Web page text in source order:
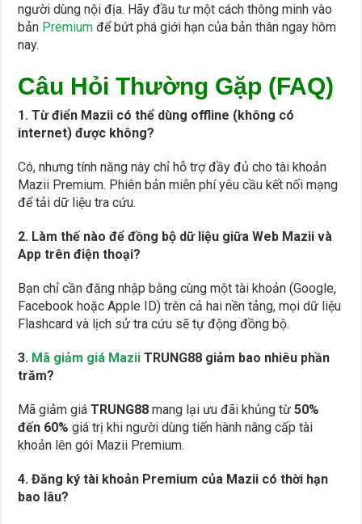
người dùng nội địa. Hãy đầu tư một cách thông minh vào
bản Premium để bứt phá giới hạn của bản thân ngay hôm
nay.
Câu Hỏi Thường Gặp (FAQ)
1. Từ điển Mazii có thể dùng offline (không có
internet) được không?
Có, nhưng tính năng này chỉ hỗ trợ đầy đủ cho tài khoản
Mazii Premium. Phiên bản miễn phí yêu cầu kết nối mạng
để tải dữ liệu tra cứu.
2. Làm thế nào để đồng bộ dữ liệu giữa Web Mazii và
App trên điện thoại?
Bạn chỉ cần đăng nhập bằng cùng một tài khoản (Google,
Facebook hoặc Apple ID) trên cả hai nền tảng, mọi dữ liệu
Flashcard và lịch sử tra cứu sẽ tự động đồng bộ.
3. Mã giảm giá Mazii TRUNG88 giảm bao nhiêu phần
trăm?
Mã giảm giáTRUNG88 mang lại ưu đãi khủng từ50%
đến 60% giá trị khi người dùng tiến hành nâng cấp tài
khoản lên gói Mazii Premium.
4. Đăng ký tài khoản Premium của Mazii có thời hạn
bao lâu?